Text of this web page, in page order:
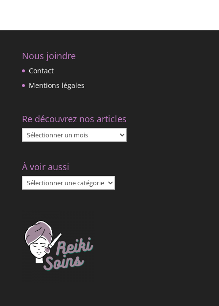
Nous joindre
Contact
Mentions légales
Re découvrez nos articles
Re
découvrez
articles
À voir aussi
voir